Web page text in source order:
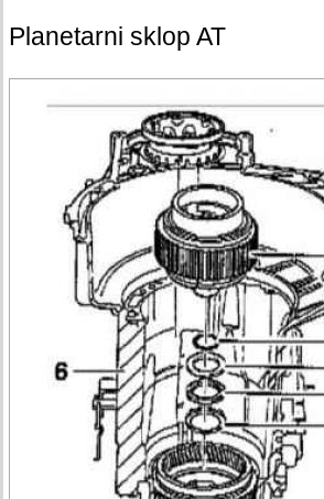
Planetarni sklop AT